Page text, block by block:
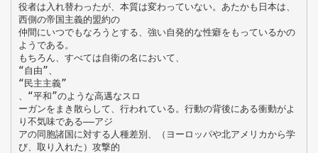
役者は入れ替わったが、本質は変わっていない。あたかも日本は、
西側の帝国主義的盟約の
仲間にいつでもなろうとする、強い自発的な性癖をもっているかの
ようである。
もちろん、すべては自衛の名において、
“自由”、
“民主主義”
、“平和”のような高邁なスロ
ーガンをまき散らして、行われている。行動の背後にある衝動がよ
り不気味である――アジ
アの同胞諸国に対する人種差別、（ヨーロッパや北アメリカから学
び、取り入れた）攻撃的